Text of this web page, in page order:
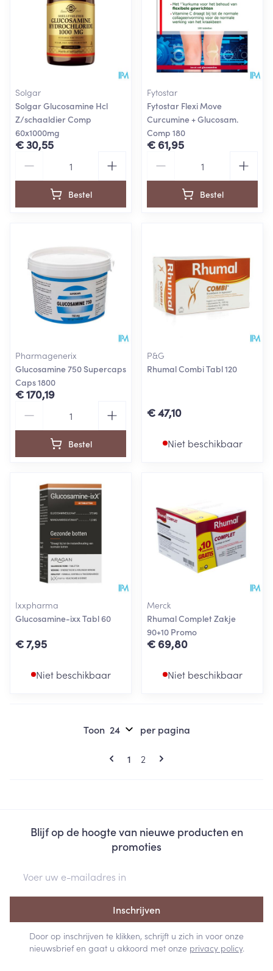
Solgar
Solgar Glucosamine Hcl
Z/schaaldier Comp
60x1000mg
€ 30,55
Bestel
Fytostar
Fytostar Flexi Move
Curcumine + Glucosam.
Comp 180
€ 61,95
Bestel
Pharmagenerix
Glucosamine 750 Supercaps
Caps 1800
€ 170,19
Bestel
P&G
Rhumal Combi Tabl 120
€ 47,10
Niet beschikbaar
Ixxpharma
Glucosamine-ixx Tabl 60
€ 7,95
Niet beschikbaar
Merck
Rhumal Complet Zakje
90+10 Promo
€ 69,80
Niet beschikbaar
Pagina's
U lees momenteel pagina
1 Pagina
2
Toon per pagina
Blijf op de hoogte van nieuwe producten en
promoties
Inschrijven
Door op inschrijven te klikken, schrijft u zich in voor onze
nieuwsbrief en gaat u akkoord met onze privacy policy.